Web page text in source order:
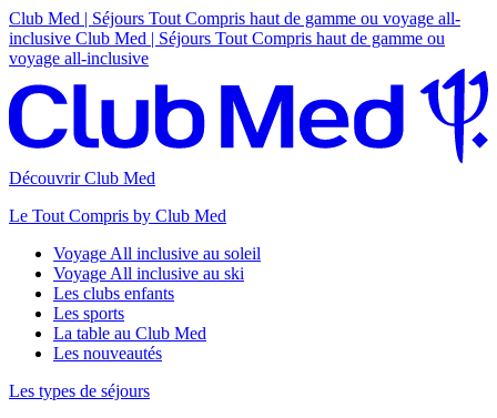
Club Med | Séjours Tout Compris haut de gamme ou voyage all-
inclusive Club Med | Séjours Tout Compris haut de gamme ou
voyage all-inclusive
Découvrir Club Med
Le Tout Compris by Club Med
Voyage All inclusive au soleil
Voyage All inclusive au ski
Les clubs enfants
Les sports
La table au Club Med
Les nouveautés
Les types de séjours